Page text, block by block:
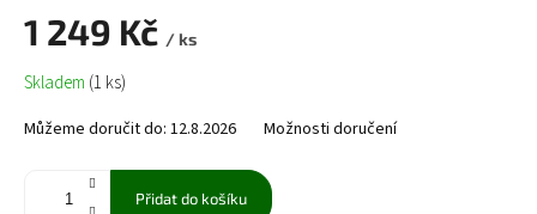
1 249 Kč / ks
Měrná
cena:
Skladem (1 ks)
Můžeme doručit do: 12.8.2026 Možnosti doručení
Přidat do košíku